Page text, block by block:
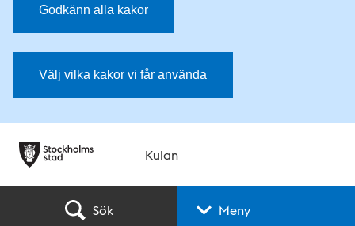
Godkänn alla kakor
Välj vilka kakor vi får använda
Kulan
Sök Meny